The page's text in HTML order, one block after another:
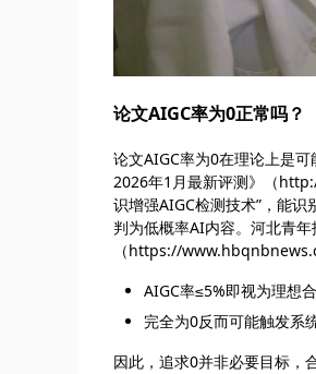
论文AIGC率为0正常吗？
论文AIGC率为0在理论上是
2026年1月最新评测》（
识增强AIGC检测技术”，能
判为低概率AI内容。河北青
（https://
AIGC率≤5%即视为理想合
完全为0反而可能触发系
因此，追求0并非必要目标，